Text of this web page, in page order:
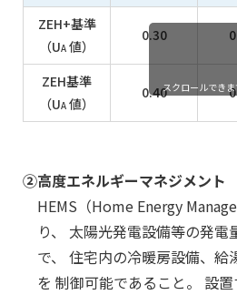
ZEH+基準
（UA 値）
0.30
ZEH基準
（UA 値）
0.40スクロールでき
②高度エネルギーマネジメント
HEMS（Home Energy
り、
太陽光発電設備等の発電
で、
住宅内の冷暖房設備、給
を 制御可能であること。
設